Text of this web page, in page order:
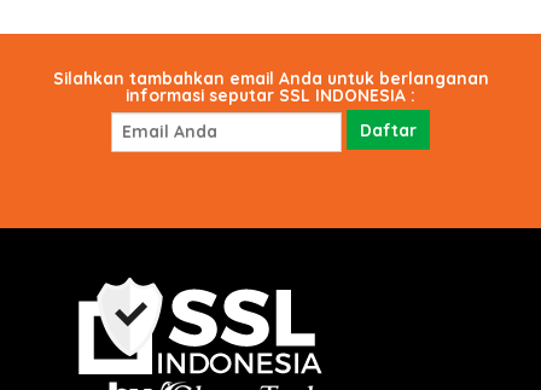
Silahkan tambahkan email Anda untuk berlanganan
informasi seputar SSL INDONESIA :